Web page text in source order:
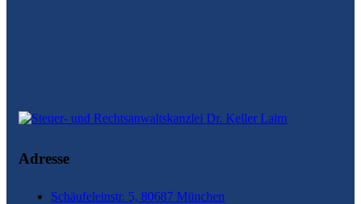
Adresse
Schäufeleinstr. 5, 80687 München